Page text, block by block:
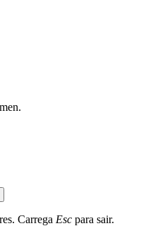
Carrega Esc para sair.